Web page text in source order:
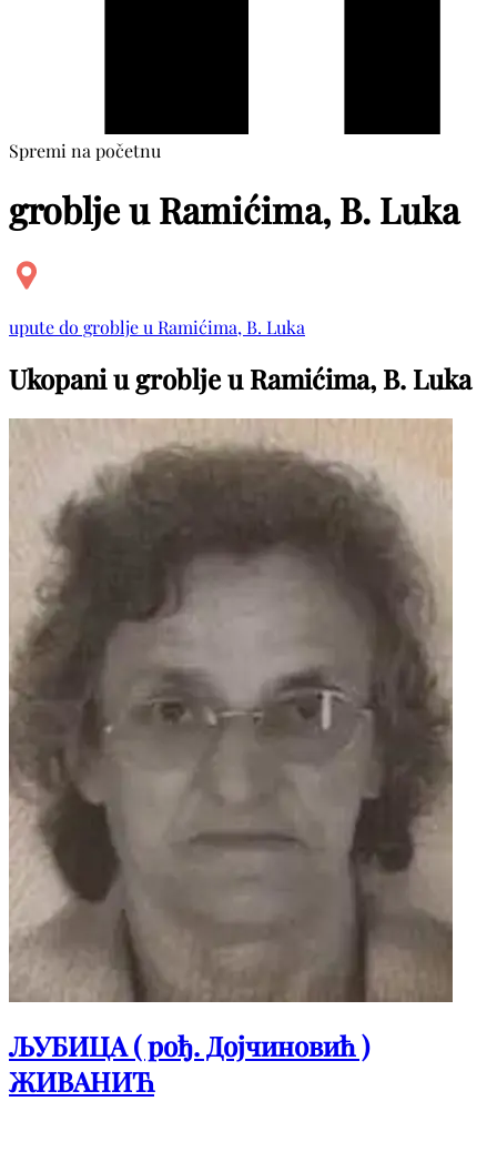
Spremi na početnu
groblje u Ramićima, B. Luka
upute do groblje u Ramićima, B. Luka
Ukopani u groblje u Ramićima, B. Luka
ЉУБИЦА ( рођ. Дојчиновић )
ЖИВАНИЋ